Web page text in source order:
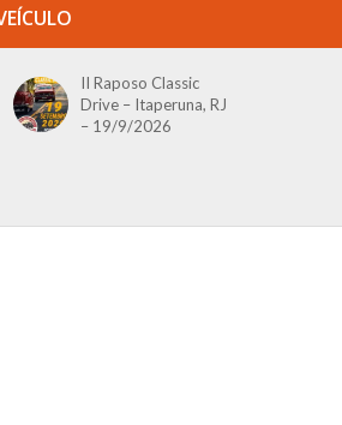
II Raposo Classic
Drive – Itaperuna, RJ
– 19/9/2026